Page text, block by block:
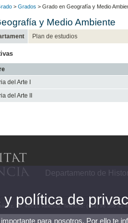
> Grados > Grado en Geografía y Medio
y Medio Ambiente
Plan de estudios
del Arte I
del Arte II
Departamento de
28. 46010 Valencia. Teléfono: (+34) 96 386 42
y política de
para nosotros. Por ello te